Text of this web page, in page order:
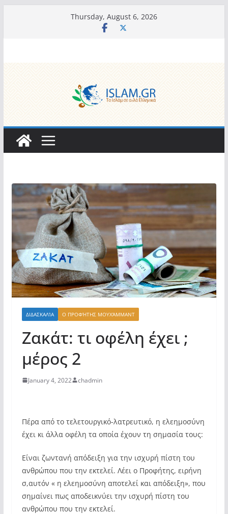
Thursday, August 6, 2026
ΔΙΔΑΣΚΑΛΊΑ Ο ΠΡΟΦΉΤΗΣ ΜΟΥΧΆΜΜΑΝΤ
Zακάτ: τι οφέλη έχει ;
μέρος 2
January 4, 2022 chadmin
Πέρα από το τελετουργικό-λατρευτικό, η ελεημοσύνη
έχει κι άλλα οφέλη τα οποία έχουν τη σημασία τους:
Είναι ζωντανή απόδειξη για την ισχυρή πίστη του
ανθρώπου που την εκτελεί. Λέει ο Προφήτης, ειρήνη
σ,αυτόν « η ελεημοσύνη αποτελεί και απόδειξη», που
σημαίνει πως αποδεικνύει την ισχυρή πίστη του
ανθρώπου που την εκτελεί.